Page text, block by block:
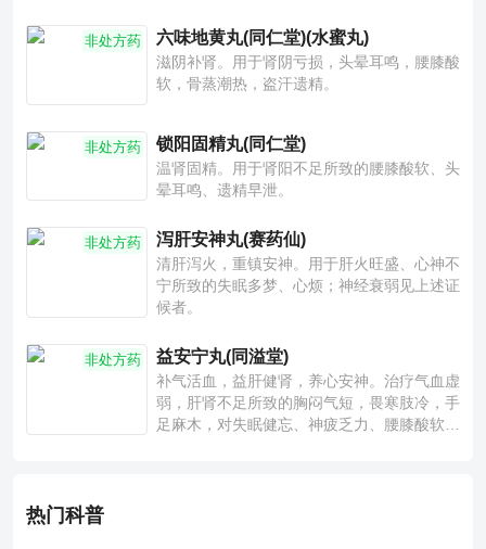
非处方药 六味地黄丸(同仁堂)(水蜜丸)
滋阴补肾。用于肾阴亏损，头晕耳鸣，腰膝酸
软，骨蒸潮热，盗汗遗精。
非处方药 锁阳固精丸(同仁堂)
温肾固精。用于肾阳不足所致的腰膝酸软、头
晕耳鸣、遗精早泄。
非处方药 泻肝安神丸(赛药仙)
清肝泻火，重镇安神。用于肝火旺盛、心神不
宁所致的失眠多梦、心烦；神经衰弱见上述证
候者。
非处方药 益安宁丸(同溢堂)
补气活血，益肝健肾，养心安神。治疗气血虚
弱，肝肾不足所致的胸闷气短，畏寒肢冷，手
足麻木，对失眠健忘、神疲乏力、腰膝酸软也
热门科普